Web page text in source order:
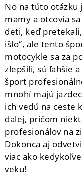
No na túto otázku
mamy a otcovia
deti, keď
išlo“, ale tento
motocykle sa za
zlepšili, sú ľahšie
šport
mnohí majú
ich vedú na ceste
ďalej, pričom
profesionálov na
Dokonca aj
viac ako
veku!